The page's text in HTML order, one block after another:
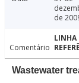
de
Comentário
Wastewater